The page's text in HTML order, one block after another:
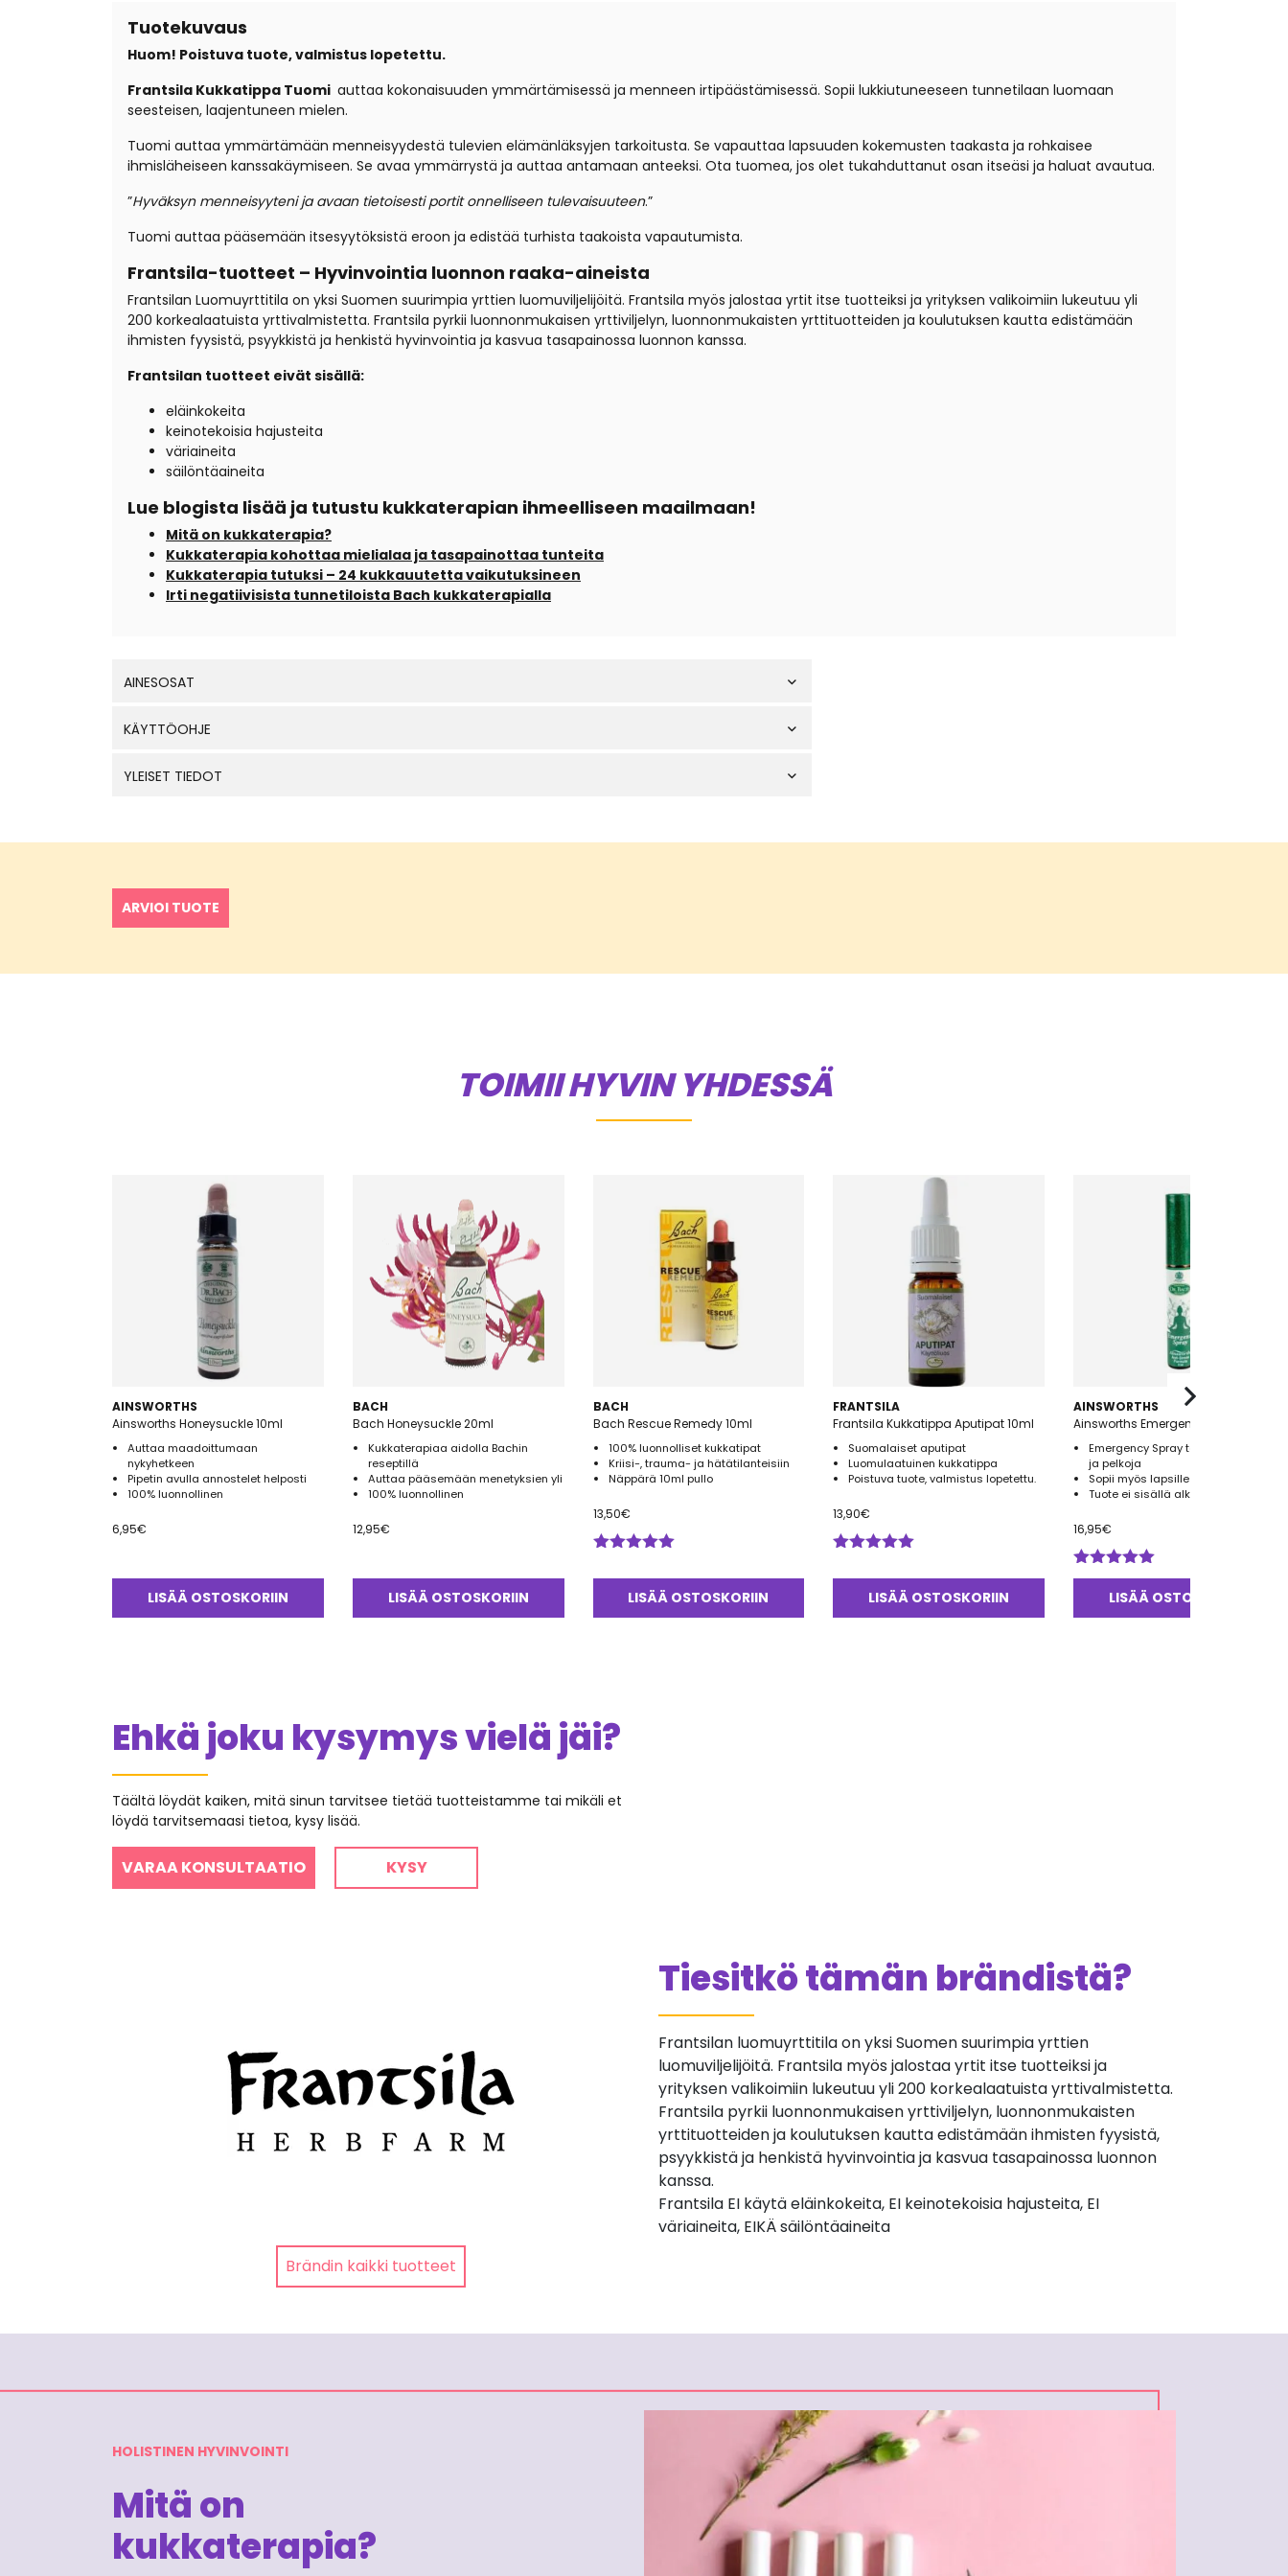
Tuotekuvaus
Huom! Poistuva tuote, valmistus lopetettu.
Frantsila Kukkatippa Tuomi auttaa kokonaisuuden ymmärtämisessä ja menneen irtipäästämisessä. Sopii lukkiutuneeseen tunnetilaan luomaan
seesteisen, laajentuneen mielen.
Tuomi auttaa ymmärtämään menneisyydestä tulevien elämänläksyjen tarkoitusta. Se vapauttaa lapsuuden kokemusten taakasta ja rohkaisee
ihmisläheiseen kanssakäymiseen. Se avaa ymmärrystä ja auttaa antamaan anteeksi. Ota tuomea, jos olet tukahduttanut osan itseäsi ja haluat avautua.
”Hyväksyn menneisyyteni ja avaan tietoisesti portit onnelliseen tulevaisuuteen.”
Tuomi auttaa pääsemään itsesyytöksistä eroon ja edistää turhista taakoista vapautumista.
Frantsila-tuotteet – Hyvinvointia luonnon raaka-aineista
Frantsilan Luomuyrttitila on yksi Suomen suurimpia yrttien luomuviljelijöitä. Frantsila myös jalostaa yrtit itse tuotteiksi ja yrityksen valikoimiin lukeutuu yli
200 korkealaatuista yrttivalmistetta. Frantsila pyrkii luonnonmukaisen yrttiviljelyn, luonnonmukaisten yrttituotteiden ja koulutuksen kautta edistämään
ihmisten fyysistä, psyykkistä ja henkistä hyvinvointia ja kasvua tasapainossa luonnon kanssa.
Frantsilan tuotteet eivät sisällä:
eläinkokeita
keinotekoisia hajusteita
väriaineita
säilöntäaineita
Lue blogista lisää ja tutustu kukkaterapian ihmeelliseen maailmaan!
Mitä on kukkaterapia?
Kukkaterapia kohottaa mielialaa ja tasapainottaa tunteita
Kukkaterapia tutuksi – 24 kukkauutetta vaikutuksineen
Irti negatiivisista tunnetiloista Bach kukkaterapialla
AINESOSAT
KÄYTTÖOHJE
YLEISET TIEDOT
ARVIOI TUOTE
TOIMII HYVIN YHDESSÄ
AINSWORTHS
Ainsworths Honeysuckle 10ml
Auttaa maadoittumaan
nykyhetkeen
Pipetin avulla annostelet helposti
100% luonnollinen
6,95€
LISÄÄ OSTOSKORIIN
BACH
Bach Honeysuckle 20ml
Kukkaterapiaa aidolla Bachin
reseptillä
Auttaa pääsemään menetyksien yli
100% luonnollinen
12,95€
LISÄÄ OSTOSKORIIN
BACH
Bach Rescue Remedy 10ml
100% luonnolliset kukkatipat
Kriisi-, trauma- ja hätätilanteisiin
Näppärä 10ml pullo
13,50€
tuotteesta:
/ 5
LISÄÄ OSTOSKORIIN
FRANTSILA
Frantsila Kukkatippa Aputipat 10ml
Suomalaiset aputipat
Luomulaatuinen kukkatippa
Poistuva tuote, valmistus lopetettu.
13,90€
tuotteesta:
/ 5
LISÄÄ OSTOSKORIIN
AINSWORTHS
Ainsworths Emergency Spray 21ml
Emergency Spray torjuu ahdistusta
ja pelkoja
Sopii myös lapsille sekä eläimille
Tuote ei sisällä alkoholia
16,95€
Arvostelu
tuotteesta:
LISÄÄ OSTOSKORIIN
Ehkä joku kysymys vielä jäi?
Täältä löydät kaiken, mitä sinun tarvitsee tietää tuotteistamme tai mikäli et
löydä tarvitsemaasi tietoa, kysy lisää.
VARAA KONSULTAATIO KYSY
Brändin kaikki tuotteet
Tiesitkö tämän brändistä?
Frantsilan luomuyrttitila on yksi Suomen suurimpia yrttien
luomuviljelijöitä. Frantsila myös jalostaa yrtit itse tuotteiksi ja
yrityksen valikoimiin lukeutuu yli 200 korkealaatuista yrttivalmistetta.
Frantsila pyrkii luonnonmukaisen yrttiviljelyn, luonnonmukaisten
yrttituotteiden ja koulutuksen kautta edistämään ihmisten fyysistä,
psyykkistä ja henkistä hyvinvointia ja kasvua tasapainossa luonnon
kanssa.
Frantsila EI käytä eläinkokeita, EI keinotekoisia hajusteita, EI
väriaineita, EIKÄ säilöntäaineita
HOLISTINEN HYVINVOINTI
Mitä on
kukkaterapia?